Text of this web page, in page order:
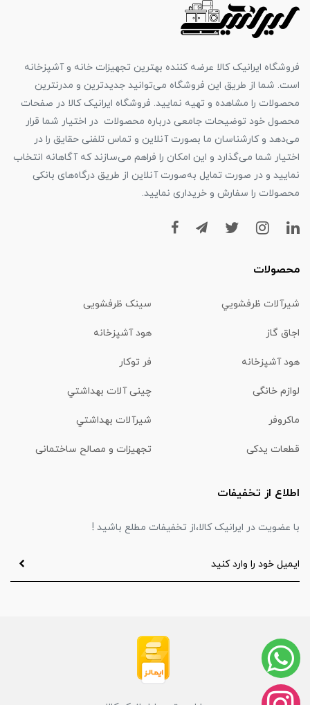
فروشگاه ایرانیک کالا عرضه کننده بهترین تجهیزات خانه و آشپزخانه
است. شما از طریق این فروشگاه می‌توانید جدیدترین و مدرنترین
محصولات را مشاهده و تهیه نمایید. فروشگاه ایرانیک کالا در صفحات
محصول خود توضیحات جامعی درباره محصولات در اختیار شما قرار
می‌دهد و کارشناسان ما بصورت آنلاین و تماس تلفنی حقایق را در
اختیار شما می‌گذارد و این امکان را فراهم می‌سازند که آگاهانه انتخاب
نمایید و در صورت تمایل به‌صورت آنلاین از طریق درگاه‌های بانکی
محصولات را سفارش و خریداری نمایید.
محصولات
شیرآلات ظرفشويي سینک ظرفشویی
اجاق گاز هود آشپزخانه
هود آشپزخانه فر توکار
لوازم خانگی چینی آلات بهداشتي
ماكروفر شیرآلات بهداشتي
قطعات یدکی تجهیزات و مصالح ساختمانی
اطلاع از تخفیفات
با عضویت در ایرانیک کالا،از تخفیفات مطلع باشید !